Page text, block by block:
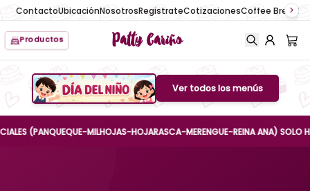
ContactoUbicaciónNosotrosRegistrateCotizacionesCoffee Break
Productos Patty Cariño
Boton de menu
Ver todos los menús
(PANQUEQUE-MILHOJAS-HOJARASCA-MERENGUE-REINA ANA) SOLO HASTA